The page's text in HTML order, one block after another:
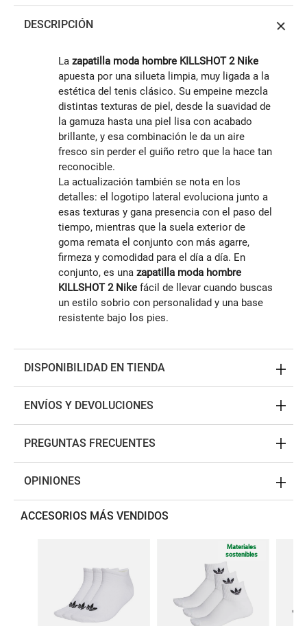
DESCRIPCIÓN
La zapatilla moda hombre KILLSHOT 2 Nike
apuesta por una silueta limpia, muy ligada a la
estética del tenis clásico. Su empeine mezcla
distintas texturas de piel, desde la suavidad de
la gamuza hasta una piel lisa con acabado
brillante, y esa combinación le da un aire
fresco sin perder el guiño retro que la hace tan
reconocible.
La actualización también se nota en los
detalles: el logotipo lateral evoluciona junto a
esas texturas y gana presencia con el paso del
tiempo, mientras que la suela exterior de
goma remata el conjunto con más agarre,
firmeza y comodidad para el día a día. En
conjunto, es una zapatilla moda hombre
KILLSHOT 2 Nike fácil de llevar cuando buscas
un estilo sobrio con personalidad y una base
resistente bajo los pies.
DISPONIBILIDAD EN TIENDA
ENVÍOS Y DEVOLUCIONES
PREGUNTAS FRECUENTES
OPINIONES
ACCESORIOS MÁS VENDIDOS
Materiales
sostenibles